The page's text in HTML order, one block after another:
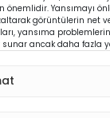
önemlidir. Yansımayı
görüntülerin net
yansıma
ancak daha fazla